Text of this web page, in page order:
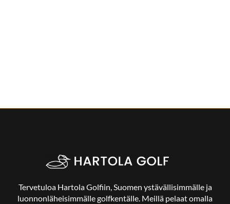
Tervetuloa Hartola Golfiin, Suomen ystävällisimmälle ja
luonnonläheisimmälle golfkentälle. Meillä pelaat omalla